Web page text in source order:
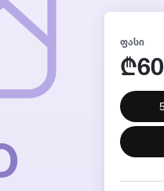
ᲤᲐᲡᲘ
₾60